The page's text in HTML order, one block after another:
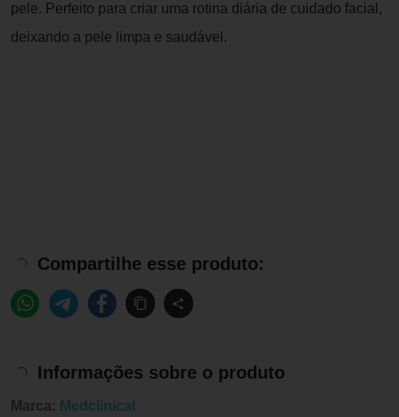
pele. Perfeito para criar uma rotina diária de cuidado facial,
deixando a pele limpa e saudável.
Compartilhe esse produto:
Informações sobre o produto
Marca: Medclinical